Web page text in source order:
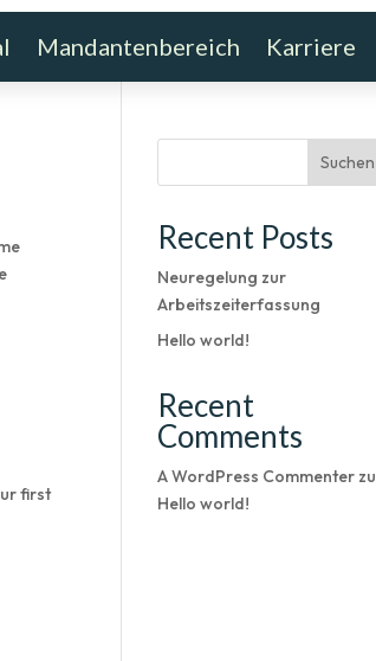
Mandantenbereich Karriere
Mandantenbereich Karriere
first
Suchen
Recent Posts
Neuregelung zur
Arbeitszeiterfassung
Hello world!
Recent
Comments
A WordPress Commenter zu
Hello world!